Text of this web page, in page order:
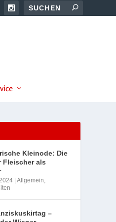
Kleinode: Die
Fleischer als
Allgemein,
–